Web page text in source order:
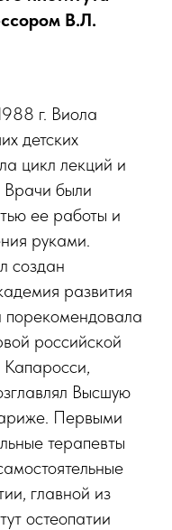
В.Л.
г. Виола
детских
цикл лекций и
Врачи были
ее работы и
руками.
создан
развития
российской
Высшую
Первыми
терапевты
главной из
остеопатии